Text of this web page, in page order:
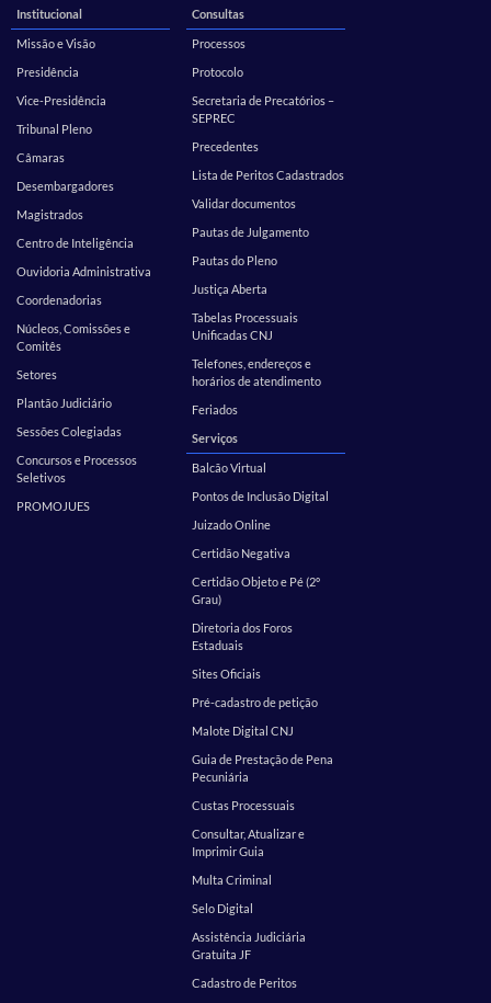
Institucional
Missão e Visão
Presidência
Vice-Presidência
Tribunal Pleno
Câmaras
Desembargadores
Magistrados
Centro de Inteligência
Ouvidoria Administrativa
Coordenadorias
Núcleos, Comissões e
Comitês
Setores
Plantão Judiciário
Sessões Colegiadas
Concursos e Processos
Seletivos
PROMOJUES
Consultas
Processos
Protocolo
Secretaria de Precatórios –
SEPREC
Precedentes
Lista de Peritos Cadastrados
Validar documentos
Pautas de Julgamento
Pautas do Pleno
Justiça Aberta
Tabelas Processuais
Unificadas CNJ
Telefones, endereços e
horários de atendimento
Feriados
Serviços
Balcão Virtual
Pontos de Inclusão Digital
Juizado Online
Certidão Negativa
Certidão Objeto e Pé (2º
Grau)
Diretoria dos Foros
Estaduais
Sites Oficiais
Pré-cadastro de petição
Malote Digital CNJ
Guia de Prestação de Pena
Pecuniária
Custas Processuais
Consultar, Atualizar e
Imprimir Guia
Multa Criminal
Selo Digital
Assistência Judiciária
Gratuita JF
Cadastro de Peritos